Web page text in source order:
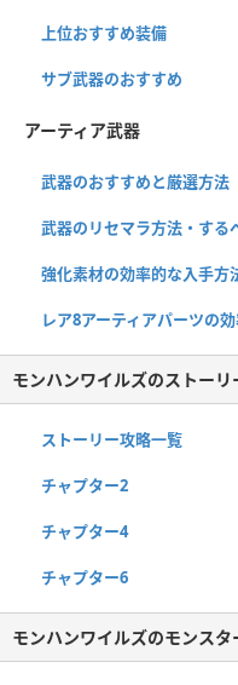
上位おすすめ装備
サブ武器のおすすめ
アーティア武器
武器のおすすめと厳選方法
武器のリセマラ方法・する
強化素材の効率的な入手方
レア8アーティアパーツの
モンハンワイルズのストーリ
ストーリー攻略一覧
チャプター2
チャプター4
チャプター6
モンハンワイルズのモンスタ